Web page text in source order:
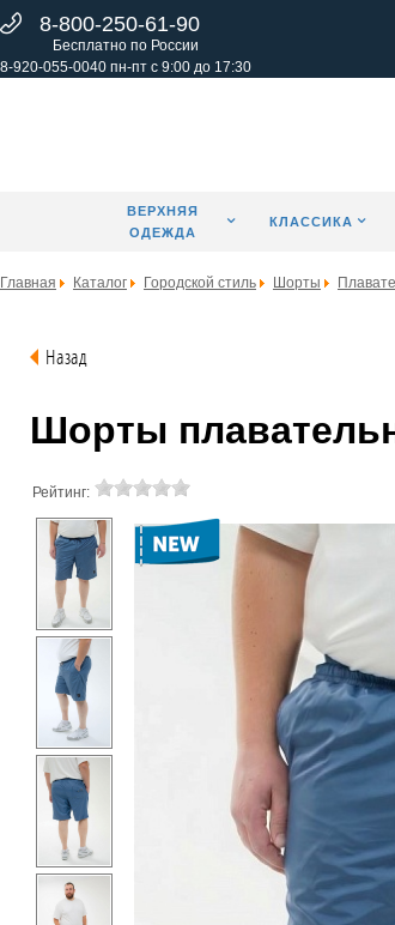
8-800-250-61-90
Бесплатно по России
8-920-055-0040 пн-пт с 9:00 до 17:30
ВЕРХНЯЯ
ОДЕЖДА
КЛАССИКА
Главная Каталог Городской стиль Шорты
Назад
Шорты
Рейтинг: